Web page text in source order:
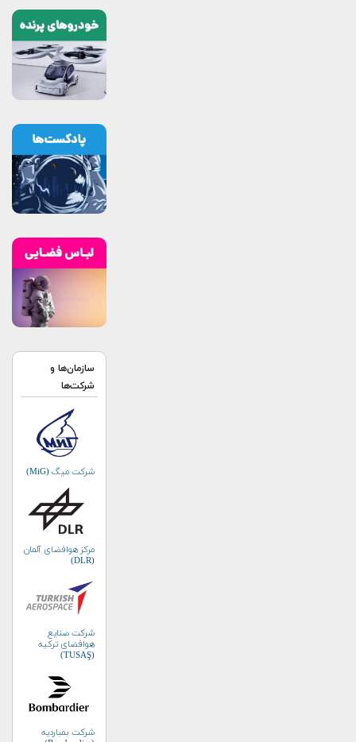
سازمان‌ها و
شرکت‌ها
شرکت میگ (MiG)
مرکز هوافضای آلمان
(DLR)
شرکت صنایع
هوافضای ترکیه
(TUSAŞ)
شرکت بمباردیه